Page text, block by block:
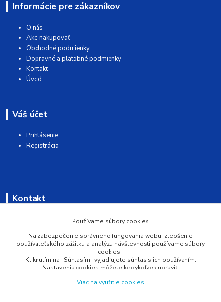
Informácie pre zákazníkov
O nás
Ako nakupovať
Obchodné podmienky
Dopravné a platobné podmienky
Kontakt
Úvod
Váš účet
Prihlásenie
Registrácia
Kontakt
0902 527 909
info@pprsystem.sk
Používame súbory cookies
Na zabezpečenie správneho fungovania webu, zlepšenie
používateľského zážitku a analýzu návštevnosti používame súbory
cookies.
Kliknutím na „Súhlasím“ vyjadrujete súhlas s ich používaním.
Nastavenia cookies môžete kedykoľvek upraviť.
Viac na využitie cookies